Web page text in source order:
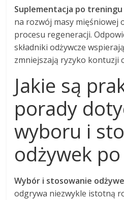
Suplementacja po treningu
na rozwój masy mięśniowej
procesu regeneracji.
składniki odżywcze
zmniejszają ryzyko kontuzji
Jakie są
porady
wyboru i
odżywek
Wybór i stosowanie
odgrywa niezwykle istotną